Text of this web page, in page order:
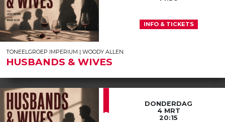
TONEELGROEP IMPERIUM | WOODY ALLEN
HUSBANDS & WIVES
INFO & TICKETS
DONDERDAG
4 MRT
20:15